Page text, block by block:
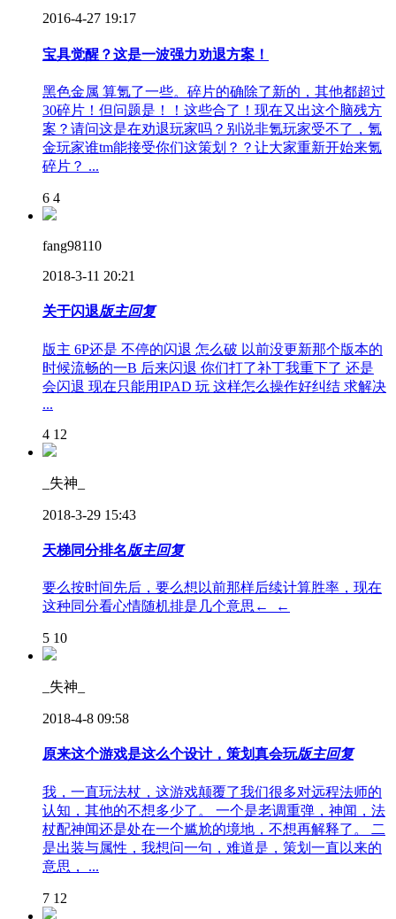
2016-4-27 19:17
宝具觉醒？这是一波强力劝退方案！
黑色金属 算氪了一些。碎片的确除了新的，其他都超过
30碎片！但问题是！！这些合了！现在又出这个脑残方
案？请问这是在劝退玩家吗？别说非氪玩家受不了，氪
金玩家谁tm能接受你们这策划？？让大家重新开始来氪
碎片？ ...
6 4
fang98110
2018-3-11 20:21
关于闪退版主回复
版主 6P还是 不停的闪退 怎么破 以前没更新那个版本的
时候流畅的一B 后来闪退 你们打了补丁我重下了 还是
会闪退 现在只能用IPAD 玩 这样怎么操作好纠结 求解决
...
4 12
_失神_
2018-3-29 15:43
天梯同分排名版主回复
要么按时间先后，要么想以前那样后续计算胜率，现在
这种同分看心情随机排是几个意思←_←
5 10
_失神_
2018-4-8 09:58
原来这个游戏是这么个设计，策划真会玩版主回复
我，一直玩法杖，这游戏颠覆了我们很多对远程法师的
认知，其他的不想多少了。 一个是老调重弹，神闻，法
杖配神闻还是处在一个尴尬的境地，不想再解释了。 二
是出装与属性，我想问一句，难道是，策划一直以来的
意思， ...
7 12